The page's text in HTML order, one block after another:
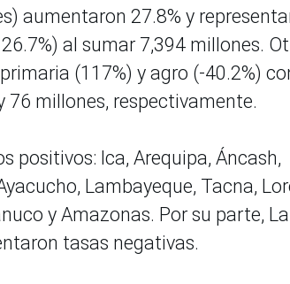
aumentaron 27.8% y
al sumar 7,394 millones.
(117%) y agro (-40.2%)
76 millones, respectivamente.
Ica, Arequipa, Áncash,
Lambayeque, Tacna,
y Amazonas. Por su parte, La
tasas negativas.